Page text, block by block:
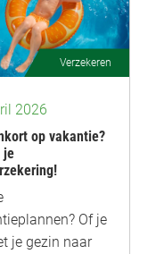
Verzekeren
2026
op vakantie?
je
Of je
je gezin naar